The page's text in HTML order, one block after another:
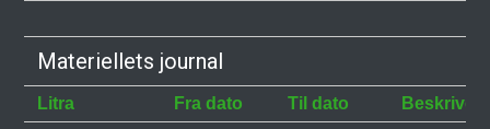
Materiellets journal
Litra Fra dato Til dato